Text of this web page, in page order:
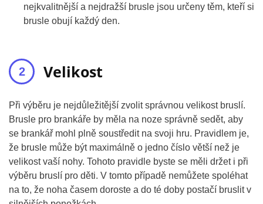
nejkvalitnější a nejdražší brusle jsou určeny těm, kteří si
brusle obují každý den.
Velikost
Při výběru je nejdůležitější zvolit správnou velikost bruslí.
Brusle pro brankáře by měla na noze správně sedět, aby
se brankář mohl plně soustředit na svoji hru. Pravidlem je,
že brusle může být maximálně o jedno číslo větší než je
velikost vaší nohy. Tohoto pravidle byste se měli držet i při
výběru bruslí pro děti. V tomto případě nemůžete spoléhat
na to, že noha časem doroste a do té doby postačí bruslit v